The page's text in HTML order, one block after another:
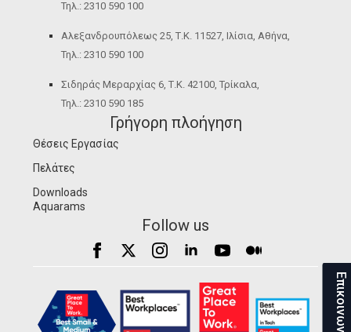
Τηλ.: 2310 590 100
Αλεξανδρουπόλεως 25, Τ.Κ. 11527, Ιλίσια, Αθήνα,
Τηλ.: 2310 590 100
Σιδηράς Μεραρχίας 6, Τ.Κ. 42100, Τρίκαλα,
Τηλ.: 2310 590 185
Γρήγορη πλοήγηση
Θέσεις Εργασίας
Πελάτες
Downloads
Aquarams
Follow us